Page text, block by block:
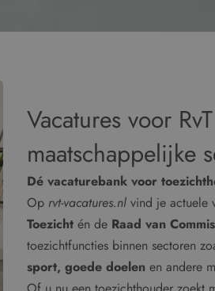
Vacatures voor
maatschappelijke
Dé vacaturebank voor
Op rvt-vacatures.nl vind je actuele
Toezicht én de Raad van
toezichtfuncties binnen sectoren
sport, goede doelen en andere